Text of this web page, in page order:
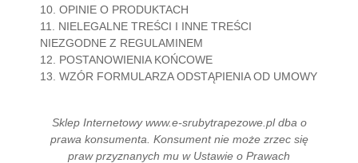
10. OPINIE O PRODUKTACH
11. NIELEGALNE TREŚCI I INNE TREŚCI
NIEZGODNE Z REGULAMINEM
12. POSTANOWIENIA KOŃCOWE
13. WZÓR FORMULARZA ODSTĄPIENIA OD UMOWY
Sklep Internetowy www.e-srubytrapezowe.pl dba o
prawa konsumenta. Konsument nie może zrzec się
praw przyznanych mu w Ustawie o Prawach